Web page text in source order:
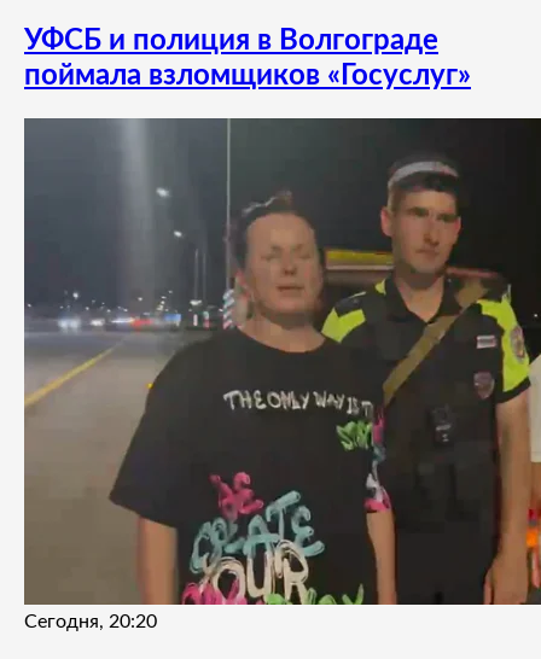
УФСБ и полиция в Волгограде
поймала взломщиков «Госуслуг»
Сегодня, 20:20